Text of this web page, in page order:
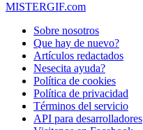
MISTERGIF.com
Sobre nosotros
Que hay de nuevo?
Artículos redactados
Nesecita ayuda?
Política de cookies
Política de privacidad
Términos del servicio
API para desarrolladores